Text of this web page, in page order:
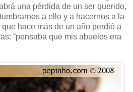
una pérdida de un ser querido,
a ello y a hacernos a la
hace más de un año perdió a
“pensaba que mis abuelos era